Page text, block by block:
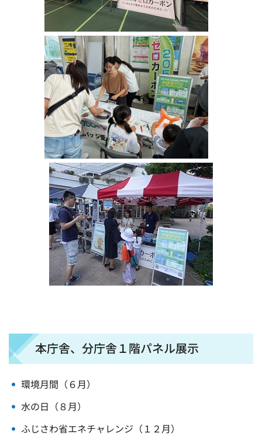
本庁舎、分庁舎１階パネル展示
環境月間（６月）
水の日（８月）
ふじさわ省エネチャレンジ（１２月）